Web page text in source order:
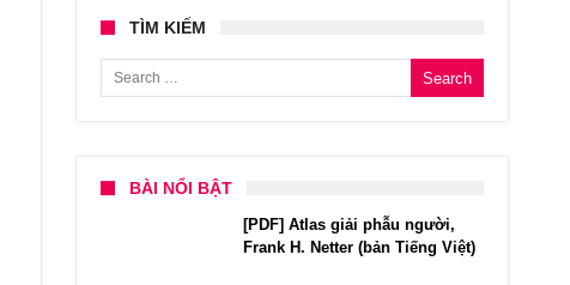
TÌM KIẾM
Search for:
BÀI NỔI BẬT
[PDF] Atlas giải phẫu người,
Frank H. Netter (bản Tiếng Việt)